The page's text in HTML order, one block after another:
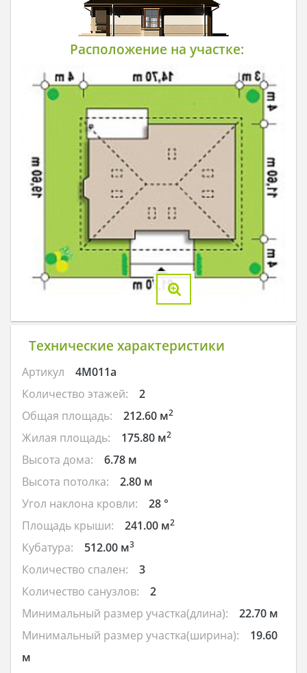
Расположение на участке:
Технические характеристики
Артикул
4M011a
Количество этажей:
2
Общая площадь:
212.60 м2
Жилая площадь: 175.80 м2
Высота дома:
6.78 м
Высота потолка:
2.80 м
Угол наклона кровли:
28 °
Площадь крыши:
241.00 м2
Кубатура: 512.00 м3
Количество спален:
3
Количество санузлов:
2
Минимальный размер участка(длина):
22.70 м
Минимальный размер участка(ширина):
19.60
м